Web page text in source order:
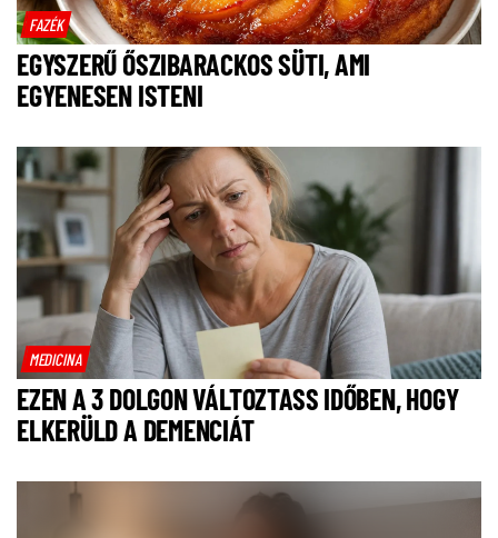
FAZÉK
EGYSZERŰ ŐSZIBARACKOS SÜTI, AMI
EGYENESEN ISTENI
MEDICINA
EZEN A 3 DOLGON VÁLTOZTASS IDŐBEN, HOGY
ELKERÜLD A DEMENCIÁT